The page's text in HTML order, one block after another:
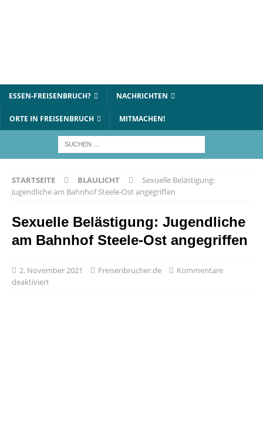
ESSEN-FREISENBRUCH? NACHRICHTEN
ORTE IN FREISENBRUCH MITMACHEN!
STARTSEITE BLAULICHT
Sexuelle Belästigung:
Jugendliche am Bahnhof Steele-Ost angegriffen
Sexuelle Belästigung: Jugendliche
am Bahnhof Steele-Ost angegriffen
2. November 2021 Freisenbrucher.de
Kommentare
deaktiviert